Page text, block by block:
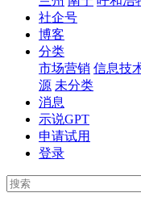
社企号
博客
分类
市场营销 信息技
源 未分类
消息
示说GPT
申请试用
登录